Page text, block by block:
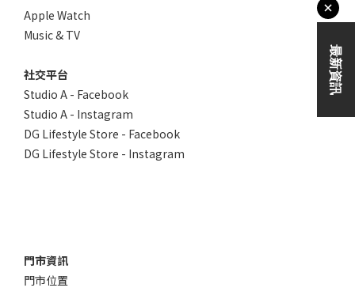
Apple Watch
Music & TV
社交平台
Studio A - Facebook
Studio A - Instagram
DG Lifestyle Store - Facebook
DG Lifestyle Store - Instagram
門市資訊
門市位置